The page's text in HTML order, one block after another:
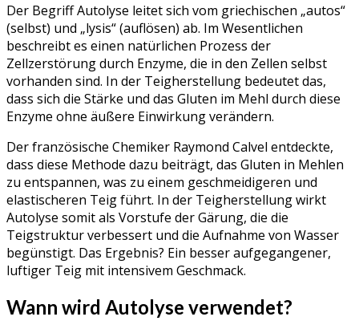
Der Begriff Autolyse leitet sich vom griechischen „autos“
(selbst) und „lysis“ (auflösen) ab. Im Wesentlichen
beschreibt es einen natürlichen Prozess der
Zellzerstörung durch Enzyme, die in den Zellen selbst
vorhanden sind. In der Teigherstellung bedeutet das,
dass sich die Stärke und das Gluten im Mehl durch diese
Enzyme ohne äußere Einwirkung verändern.
Der französische Chemiker Raymond Calvel entdeckte,
dass diese Methode dazu beiträgt, das Gluten in Mehlen
zu entspannen, was zu einem geschmeidigeren und
elastischeren Teig führt. In der Teigherstellung wirkt
Autolyse somit als Vorstufe der Gärung, die die
Teigstruktur verbessert und die Aufnahme von Wasser
begünstigt. Das Ergebnis? Ein besser aufgegangener,
luftiger Teig mit intensivem Geschmack.
Wann wird Autolyse verwendet?